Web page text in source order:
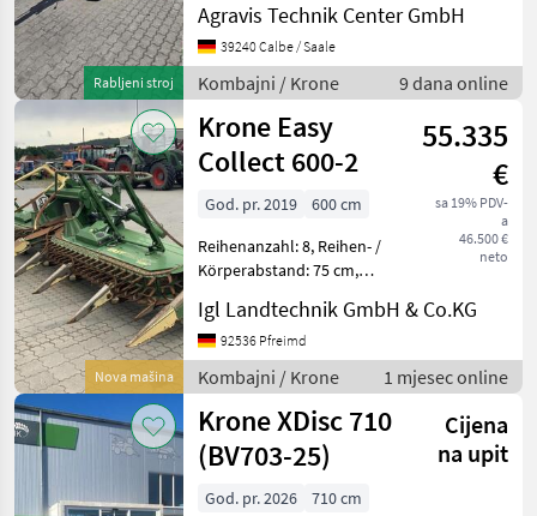
Rabljeni stroj
Arbeitsbreite 6, 20 m.
Gelenkwelle,
Beleuchtungsanlage SW-
Transportwagen, Baujahr
2018, Fg-Nr: S
Agravis Technik Center GmbH
39240 Calbe / Saale
Kombajni / Krone 9 dana online
Nova mašina
Krone Easy
Collect 600-2
55.335
€
sa 19% PDV-
a
46.500 €
neto
God. pr. 2019
600 cm
Reihenanzahl: 8, Reihen- /
Körperabstand: 75 cm,
Pendelausgleich,
Reihenunabhängig,
automatische
Schneidwerksführung
(Autocontour...) ________ M
Igl Landtechnik GmbH & Co.KG
92536 Pfreimd
Kombajni / Krone 1 mjesec online
Krone XDisc 710
(BV703-25)
Cijena
na upit
God. pr. 2026
710 cm